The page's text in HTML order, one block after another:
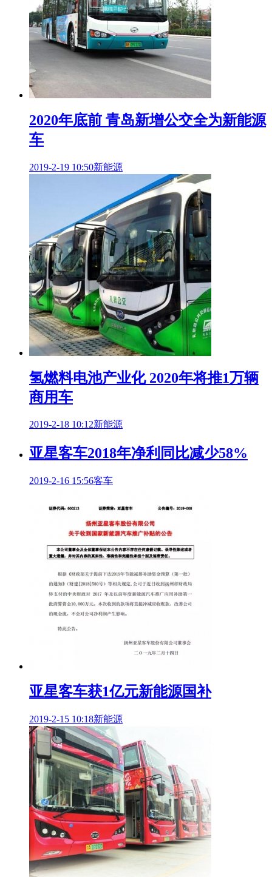
2020年底前 青岛新增公交全为新能源
车
2019-2-19 10:50新能源
氢燃料电池产业化 2020年将推1万辆
商用车
2019-2-18 10:12新能源
亚星客车2018年净利同比减少58%
2019-2-16 15:56客车
亚星客车获1亿元新能源国补
2019-2-15 10:18新能源